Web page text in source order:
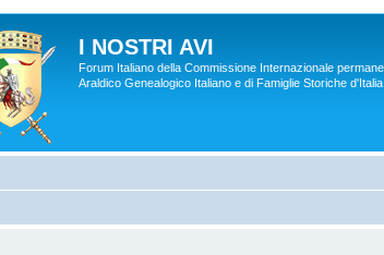
I NOSTRI AVI
Forum Italiano della Commissione Internazionale
Araldico Genealogico Italiano e di Famiglie Storiche